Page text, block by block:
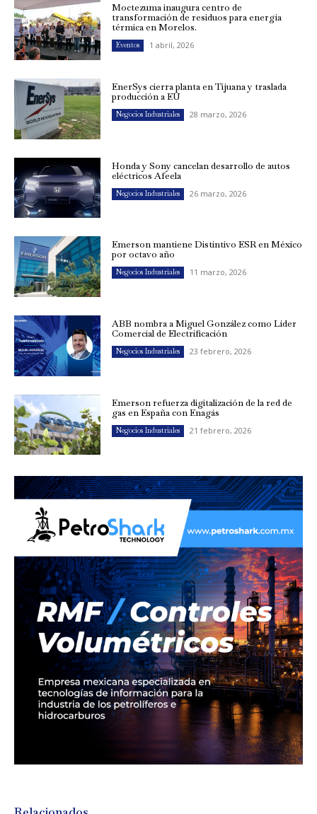
Moctezuma inaugura centro de
transformación de residuos para energía
térmica en Morelos.
Eventos 1 abril, 2026
EnerSys cierra planta en Tijuana y traslada
producción a EU
Negocios Industriales 28 marzo, 2026
Honda y Sony cancelan desarrollo de autos
eléctricos Afeela
Negocios Industriales 26 marzo, 2026
Emerson mantiene Distintivo ESR en México
por octavo año
Negocios Industriales 11 marzo, 2026
ABB nombra a Miguel González como Líder
Comercial de Electrificación
Negocios Industriales 23 febrero, 2026
Emerson refuerza digitalización de la red de
gas en España con Enagás
Negocios Industriales 21 febrero, 2026